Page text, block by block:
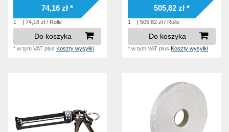
74,16 zł *
1 | 74,16 zł / Rolle
Do koszyka
*w tym VAT plusKoszty wysyłki
505,82 zł *
1 | 505,82 zł / Rolle
Do koszyka
*w tym VAT plusKoszty wysyłki